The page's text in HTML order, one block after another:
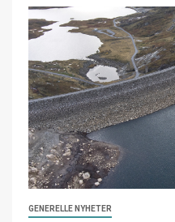
GENERELLE NYHETER